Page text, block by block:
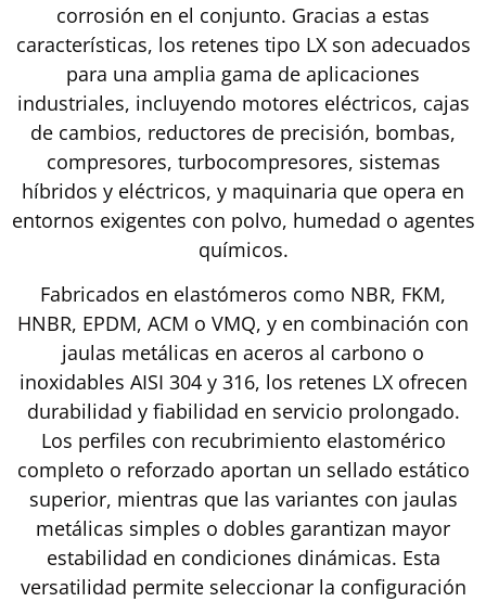
corrosión en el conjunto. Gracias a estas
características, los retenes tipo LX son adecuados
para una amplia gama de aplicaciones
industriales, incluyendo motores eléctricos, cajas
de cambios, reductores de precisión, bombas,
compresores, turbocompresores, sistemas
híbridos y eléctricos, y maquinaria que opera en
entornos exigentes con polvo, humedad o agentes
químicos.
Fabricados en elastómeros como NBR, FKM,
HNBR, EPDM, ACM o VMQ, y en combinación con
jaulas metálicas en aceros al carbono o
inoxidables AISI 304 y 316, los retenes LX ofrecen
durabilidad y fiabilidad en servicio prolongado.
Los perfiles con recubrimiento elastomérico
completo o reforzado aportan un sellado estático
superior, mientras que las variantes con jaulas
metálicas simples o dobles garantizan mayor
estabilidad en condiciones dinámicas. Esta
versatilidad permite seleccionar la configuración